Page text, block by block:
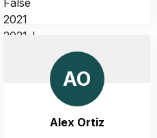
2021
2021-I
AO
Alex Ortiz